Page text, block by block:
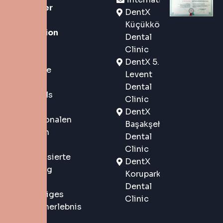
Marke der
Generation
Türkei, die
lokalen als
internationalen
Patienten
personalisierte
Betreuung
erstklassiges
Patientenerlebnis
DentX
Küçükköy
Dental
Clinic
DentX 5.
Levent
Dental
Clinic
DentX
Başakşehir
Dental
Clinic
DentX
Korupark
Dental
Clinic